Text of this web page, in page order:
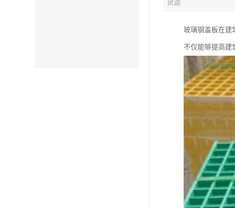
货运
玻璃钢盖板在建
不仅能够提高建